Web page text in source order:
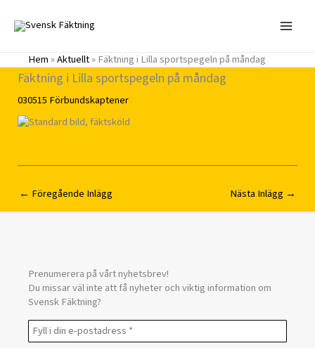
innehåll
Hem»Aktuellt»Fäktning i Lilla sportspegeln på måndag
Fäktning i Lilla sportspegeln på måndag
030515 Förbundskaptener
← Föregående Inlägg Nästa Inlägg →
Prenumerera på vårt nyhetsbrev!
Du missar väl inte att få nyheter och viktig information om
Svensk Fäktning?